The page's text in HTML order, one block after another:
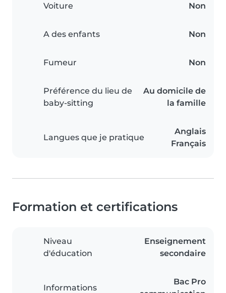
Voiture Non
A des enfants Non
Fumeur Non
Préférence du lieu de
baby-sitting
Au domicile de
la famille
Langues que je pratique
Anglais
Français
Formation et certifications
Niveau
d'éducation
Enseignement
secondaire
Informations
Bac Pro